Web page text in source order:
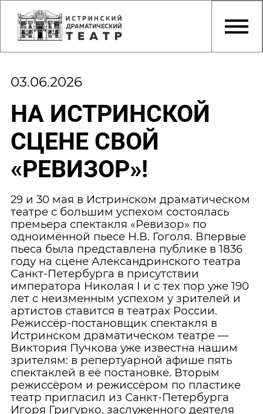
03.06.2026
НА ИСТРИНСКОЙ
СЦЕНЕ СВОЙ
«РЕВИЗОР»!
29 и 30 мая в Истринском драматическом
театре с большим успехом состоялась
премьера спектакля «Ревизор» по
одноимённой пьесе Н.В. Гоголя. Впервые
пьеса была представлена публике в 1836
году на сцене Александринского театра
Санкт-Петербурга в присутствии
императора Николая I и с тех пор уже 190
лет с неизменным успехом у зрителей и
артистов ставится в театрах России.
Режиссёр-постановщик спектакля в
Истринском драматическом театре —
Виктория Пучкова уже известна нашим
зрителям: в репертуарной афише пять
спектаклей в её постановке. Вторым
режиссёром и режиссёром по пластике
театр пригласил из Санкт-Петербурга
Игоря Григурко, заслуженного деятеля